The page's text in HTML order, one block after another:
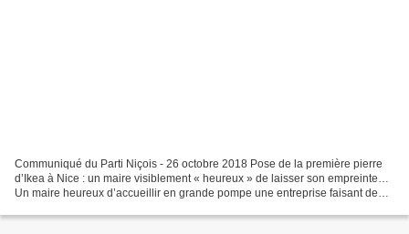
Communiqué du Parti Niçois - 26 octobre 2018 Pose de la première pierre
d’Ikea à Nice : un maire visiblement « heureux » de laisser son empreinte…
Un maire heureux d’accueillir en grande pompe une entreprise faisant de